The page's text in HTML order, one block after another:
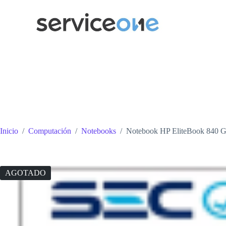
Inicio / Computación / Notebooks / Notebook HP EliteBook 840
AGOTADO